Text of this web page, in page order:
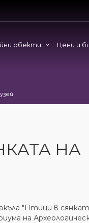
обекти Цени и
НА
"Птици в
на